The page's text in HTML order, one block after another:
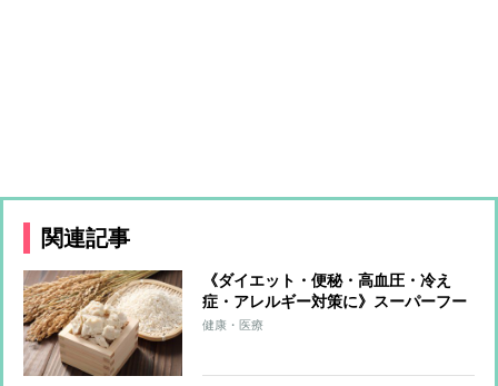
関連記事
《ダイエット・便秘・高血圧・冷え
症・アレルギー対策に》スーパーフー
ド「酒粕」驚きの発酵パワーを解説！
健康・医療